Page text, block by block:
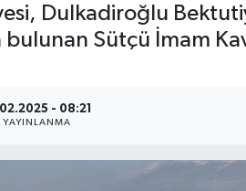
Dulkadiroğlu
bulunan Sütçü İmam
- 08:21
YAYINLANMA